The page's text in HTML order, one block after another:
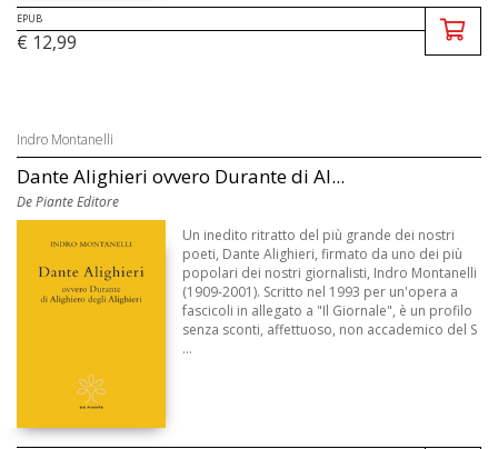
EPUB
€ 12,99
Indro Montanelli
Dante Alighieri ovvero Durante di Al...
De Piante Editore
Un inedito ritratto del più grande dei nostri
poeti, Dante Alighieri, firmato da uno dei più
popolari dei nostri giornalisti, Indro Montanelli
(1909-2001). Scritto nel 1993 per un'opera a
fascicoli in allegato a "Il Giornale", è un profilo
senza sconti, affettuoso, non accademico del S
...